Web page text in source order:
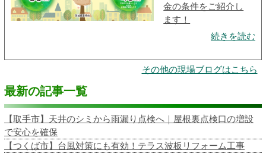
金の条件をご紹介し
ます！
続きを読む
その他の現場ブログはこちら
最新の記事一覧
【取手市】天井のシミから雨漏り点検へ｜屋根裏点検口の増設
で安心を確保
【つくば市】台風対策にも有効！テラス波板リフォーム工事